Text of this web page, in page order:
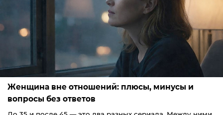
Женщина вне отношений: плюсы, минусы и
вопросы без ответов